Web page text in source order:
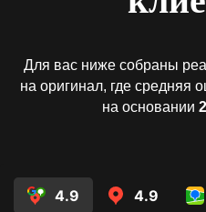
Для вас ниже собраны
на оригинал, где средняя
на основании
4.9 4.9